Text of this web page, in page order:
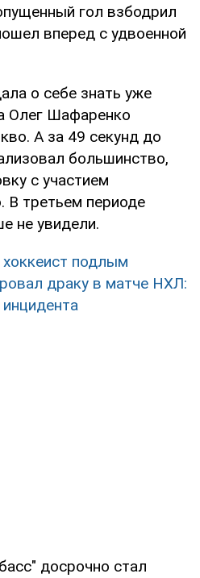
гол взбодрил
вперед с удвоенной
о себе знать уже
Олег Шафаренко
А за 49 секунд до
большинство,
с участием
В третьем периоде
не увидели.
хоккеист подлым
драку в матче НХЛ:
досрочно стал